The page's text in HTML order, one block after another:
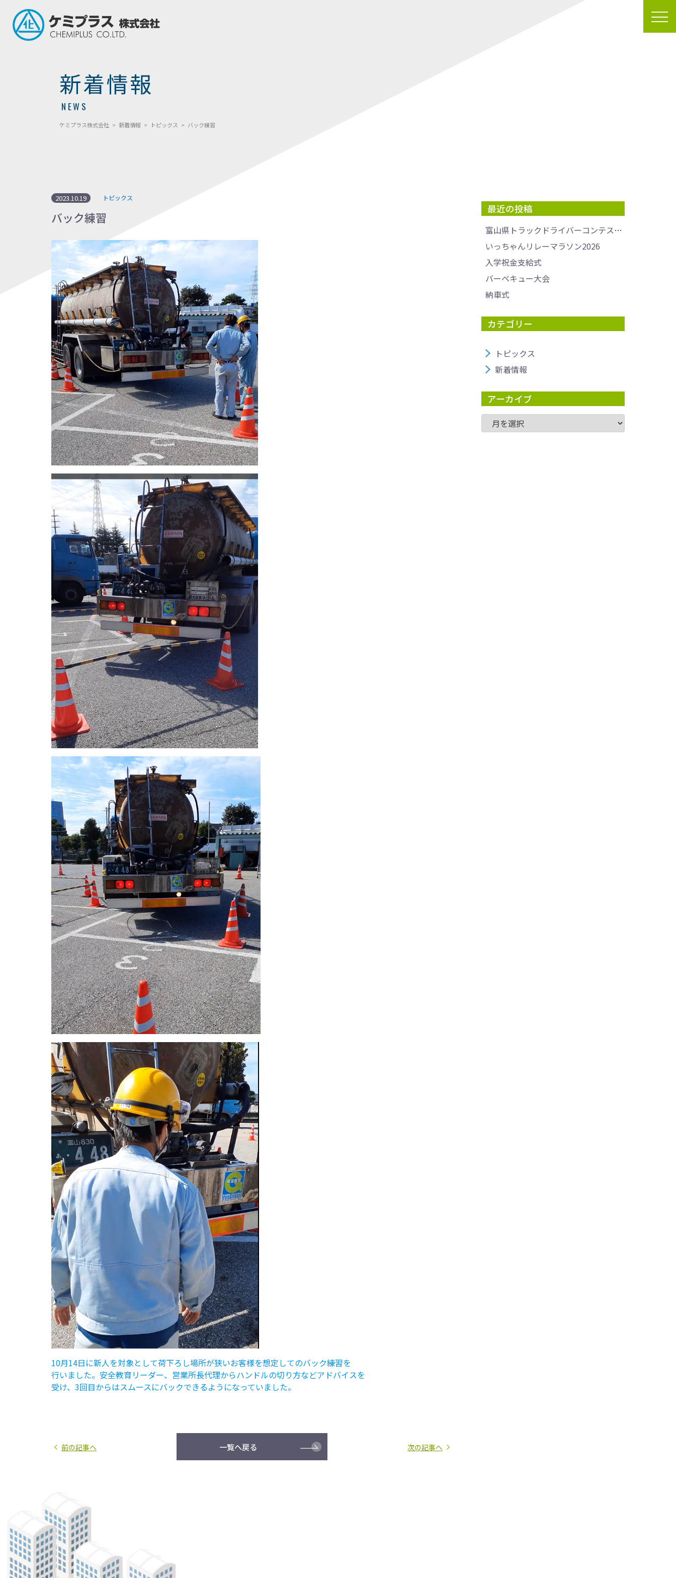
新着情報
NEWS
ケミプラス株式会社 > 新着情報 > トピックス > バック練習
2023.10.19 トピックス
バック練習
10月14日に新人を対象として荷下ろし場所が狭いお客様を想定してのバック練習を
行いました。安全教育リーダー、営業所長代理からハンドルの切り方などアドバイスを
受け、3回目からはスムースにバックできるようになっていました。
前の記事へ 次の記事へ
一覧へ戻る
最近の投稿
富山県トラックドライバーコンテストで優勝＆10月に全国大会へ挑戦します！
いっちゃんリレーマラソン2026
入学祝金支給式
バーベキュー大会
納車式
カテゴリー
トピックス
新着情報
アーカイブ